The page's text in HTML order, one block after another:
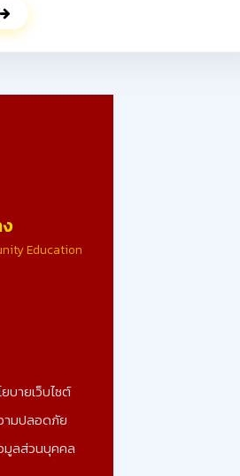
ยการอาชีพฝาง ผู้แทนสถานศึกษา เข้ารับ
รางวัล จากพลเอก ดาว์พงษ์ รัตนสุวรรณ
แทนพระองค์ ณ สาลาดุสิดาลัย สวนจิตรล
หาร คณะครู บุคลากรทางการศึกษา ผู้
ป็นสถานศึกษารางวัลพระราชทาน ระดับ
นาดใหญ่ ประจำปีการศึกษา 2567 อันทรง
งชาติต่อไป ดูรูปภาพเพิ่มเติม -
Education
บายเว็บไซต์
ามปลอดภัย
มูลส่วนบุคคล